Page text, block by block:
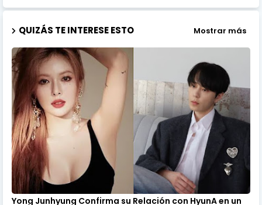
QUIZÁS TE INTERESE ESTO Mostrar más
Yong Junhyung Confirma su Relación con HyunA en un